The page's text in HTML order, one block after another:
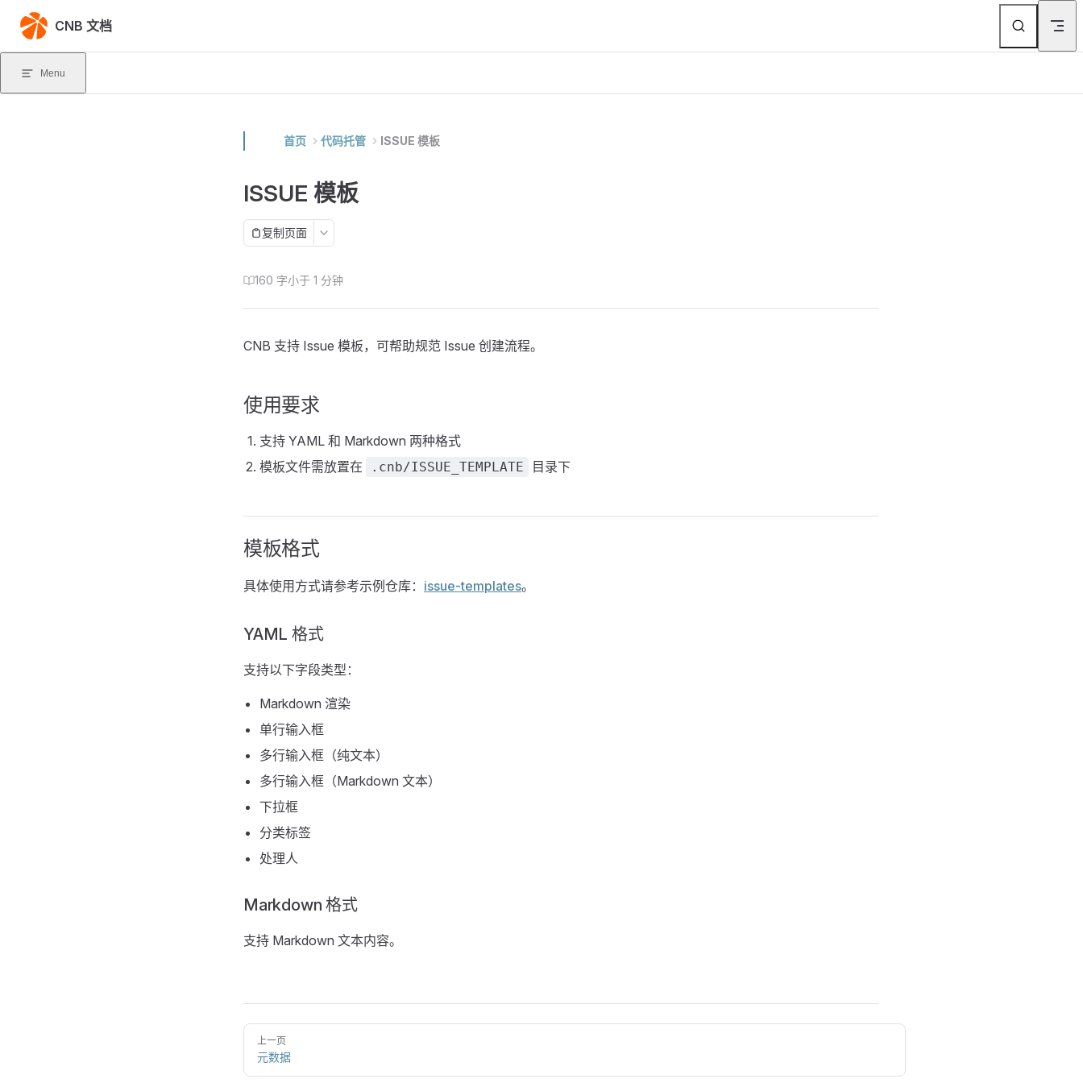
Skip to content
CNB 文档
Menu
首页 代码托管 ISSUE 模板
ISSUE 模板
复制页面
160 字小于 1 分钟
CNB 支持 Issue 模板，可帮助规范 Issue 创建流程。
使用要求
支持 YAML 和 Markdown 两种格式
模板文件需放置在
.cnb/ISSUE_TEMPLATE 目录下
模板格式
具体使用方式请参考示例仓库： issue-templates。
YAML 格式
支持以下字段类型：
Markdown 渲染
单行输入框
多行输入框（纯文本）
多行输入框（Markdown 文本）
下拉框
分类标签
处理人
Markdown 格式
支持 Markdown 文本内容。
上一页
元数据